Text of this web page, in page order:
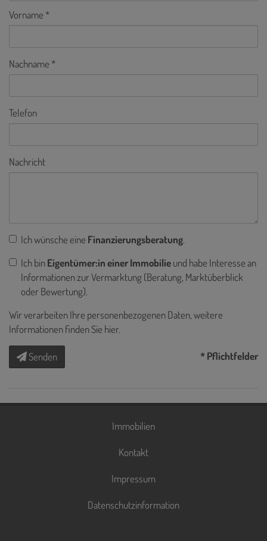
Vorname
Nachname
Telefon
Nachricht
Ich wünsche eine Finanzierungsberatung.
Ich binEigentümer:in einer Immobilieund habe Interesse an
Informationen zur Vermarktung (Beratung, Marktüberblick
oder Bewertung).
Wir verarbeiten Ihre personenbezogenen Daten, weitere
Informationen finden Sie hier.
Senden * Pflichtfelder
Immobilien
Kontakt
Impressum
Datenschutzinformation